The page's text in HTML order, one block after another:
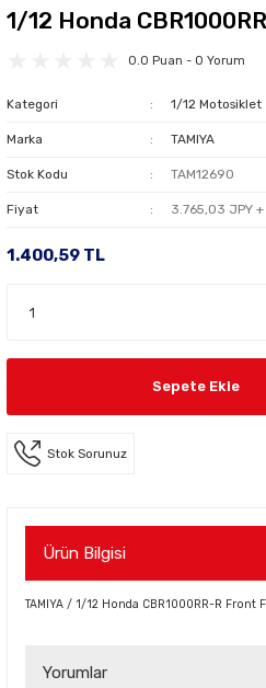
1/12 Honda
0.0 Puan - 0 Yorum
Kategori 1/12 Motosiklet
Marka TAMIYA
Stok Kodu TAM12690
Fiyat 3.765,03 JPY +
1.400,59 TL
Sepete Ekle
Stok Sorunuz
Ürün Bilgisi
TAMIYA / 1/12 Honda CBR1000RR-R Front
Yorumlar